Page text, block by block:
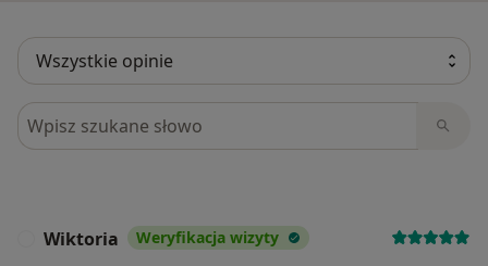
Szukaj w opiniach
Wiktoria Weryfikacja wizyty